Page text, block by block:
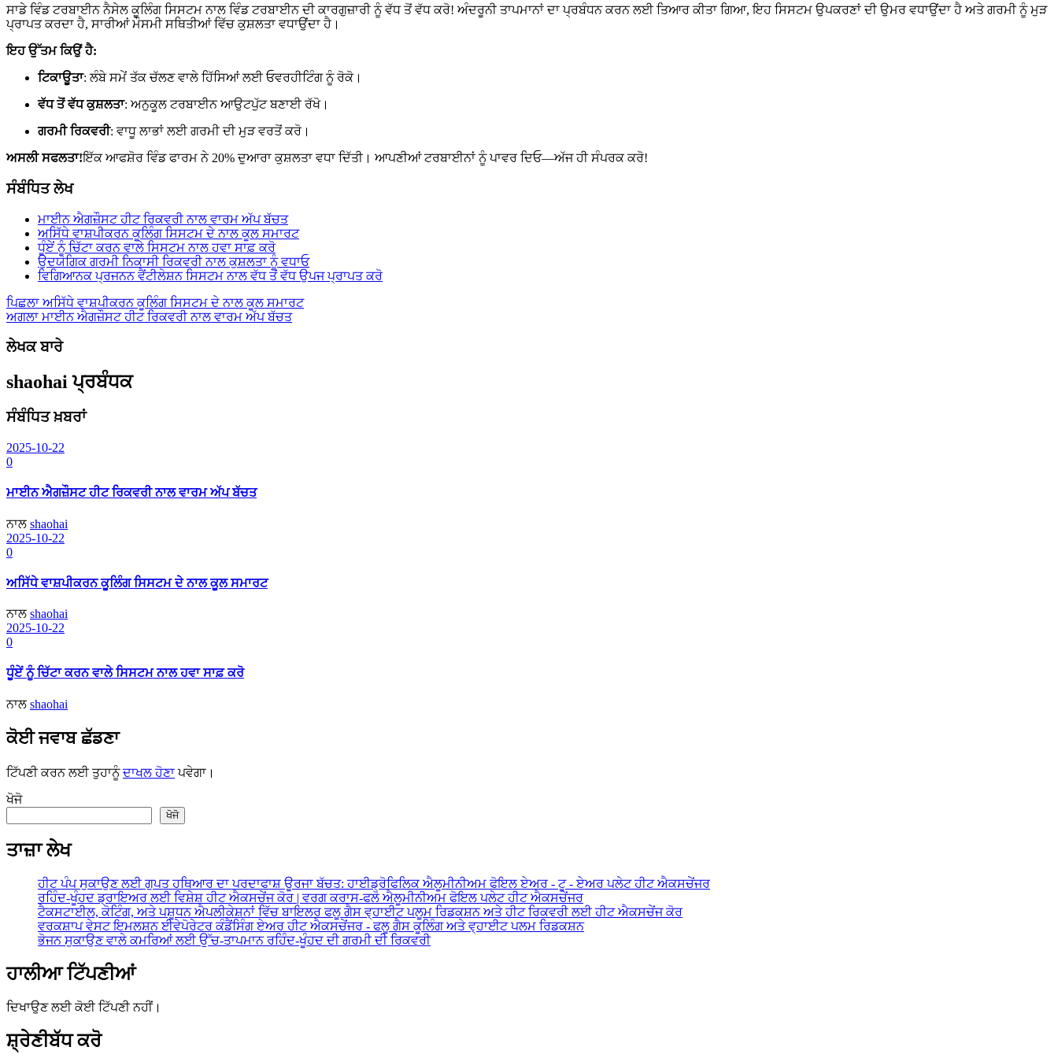
ਸਾਡੇ ਵਿੰਡ ਟਰਬਾਈਨ ਨੈਸੇਲ ਕੂਲਿੰਗ ਸਿਸਟਮ ਨਾਲ ਵਿੰਡ ਟਰਬਾਈਨ ਦੀ ਕਾਰਗੁਜ਼ਾਰੀ ਨੂੰ ਵੱਧ ਤੋਂ ਵੱਧ ਕਰੋ! ਅੰਦਰੂਨੀ ਤਾਪਮਾਨਾਂ ਦਾ ਪ੍ਰਬੰਧਨ ਕਰਨ ਲਈ ਤਿਆਰ ਕੀਤਾ ਗਿਆ, ਇਹ ਸਿਸਟਮ ਉਪਕਰਣਾਂ ਦੀ ਉਮਰ ਵਧਾਉਂਦਾ ਹੈ ਅਤੇ ਗਰਮੀ ਨੂੰ ਮੁੜ
ਪ੍ਰਾਪਤ ਕਰਦਾ ਹੈ, ਸਾਰੀਆਂ ਮੌਸਮੀ ਸਥਿਤੀਆਂ ਵਿੱਚ ਕੁਸ਼ਲਤਾ ਵਧਾਉਂਦਾ ਹੈ।
ਇਹ ਉੱਤਮ ਕਿਉਂ ਹੈ:
ਟਿਕਾਊਤਾ: ਲੰਬੇ ਸਮੇਂ ਤੱਕ ਚੱਲਣ ਵਾਲੇ ਹਿੱਸਿਆਂ ਲਈ ਓਵਰਹੀਟਿੰਗ ਨੂੰ ਰੋਕੋ।
ਵੱਧ ਤੋਂ ਵੱਧ ਕੁਸ਼ਲਤਾ: ਅਨੁਕੂਲ ਟਰਬਾਈਨ ਆਉਟਪੁੱਟ ਬਣਾਈ ਰੱਖੋ।
ਗਰਮੀ ਰਿਕਵਰੀ: ਵਾਧੂ ਲਾਭਾਂ ਲਈ ਗਰਮੀ ਦੀ ਮੁੜ ਵਰਤੋਂ ਕਰੋ।
ਅਸਲੀ ਸਫਲਤਾ!ਇੱਕ ਆਫਸ਼ੋਰ ਵਿੰਡ ਫਾਰਮ ਨੇ 20% ਦੁਆਰਾ ਕੁਸ਼ਲਤਾ ਵਧਾ ਦਿੱਤੀ। ਆਪਣੀਆਂ ਟਰਬਾਈਨਾਂ ਨੂੰ ਪਾਵਰ ਦਿਓ—ਅੱਜ ਹੀ ਸੰਪਰਕ ਕਰੋ!
ਸੰਬੰਧਿਤ ਲੇਖ
ਮਾਈਨ ਐਗਜ਼ੌਸਟ ਹੀਟ ਰਿਕਵਰੀ ਨਾਲ ਵਾਰਮ ਅੱਪ ਬੱਚਤ
ਅਸਿੱਧੇ ਵਾਸ਼ਪੀਕਰਨ ਕੂਲਿੰਗ ਸਿਸਟਮ ਦੇ ਨਾਲ ਕੂਲ ਸਮਾਰਟ
ਧੂੰਏਂ ਨੂੰ ਚਿੱਟਾ ਕਰਨ ਵਾਲੇ ਸਿਸਟਮ ਨਾਲ ਹਵਾ ਸਾਫ਼ ਕਰੋ
ਉਦਯੋਗਿਕ ਗਰਮੀ ਨਿਕਾਸੀ ਰਿਕਵਰੀ ਨਾਲ ਕੁਸ਼ਲਤਾ ਨੂੰ ਵਧਾਓ
ਵਿਗਿਆਨਕ ਪ੍ਰਜਨਨ ਵੈਂਟੀਲੇਸ਼ਨ ਸਿਸਟਮ ਨਾਲ ਵੱਧ ਤੋਂ ਵੱਧ ਉਪਜ ਪ੍ਰਾਪਤ ਕਰੋ
ਸੰਪਾਦਨਾ
ਨੈਵੀਗੇਸ਼ਨ
ਪਿਛਲਾ ਅਸਿੱਧੇ ਵਾਸ਼ਪੀਕਰਨ ਕੂਲਿੰਗ ਸਿਸਟਮ ਦੇ ਨਾਲ ਕੂਲ ਸਮਾਰਟ
ਅਗਲਾ ਮਾਈਨ ਐਗਜ਼ੌਸਟ ਹੀਟ ਰਿਕਵਰੀ ਨਾਲ ਵਾਰਮ ਅੱਪ ਬੱਚਤ
ਲੇਖਕ ਬਾਰੇ
shaohaiਪ੍ਰਬੰਧਕ
ਸੰਬੰਧਿਤ ਖ਼ਬਰਾਂ
2025-10-22
0
ਮਾਈਨ ਐਗਜ਼ੌਸਟ ਹੀਟ ਰਿਕਵਰੀ ਨਾਲ ਵਾਰਮ ਅੱਪ ਬੱਚਤ
ਨਾਲ shaohai
2025-10-22
0
ਅਸਿੱਧੇ ਵਾਸ਼ਪੀਕਰਨ ਕੂਲਿੰਗ ਸਿਸਟਮ ਦੇ ਨਾਲ ਕੂਲ ਸਮਾਰਟ
ਨਾਲ shaohai
2025-10-22
0
ਧੂੰਏਂ ਨੂੰ ਚਿੱਟਾ ਕਰਨ ਵਾਲੇ ਸਿਸਟਮ ਨਾਲ ਹਵਾ ਸਾਫ਼ ਕਰੋ
ਨਾਲ shaohai
ਕੋਈ ਜਵਾਬ ਛੱਡਣਾ
ਟਿੱਪਣੀ ਕਰਨ ਲਈ ਤੁਹਾਨੂੰਦਾਖਲ ਹੋਣਾਪਵੇਗਾ।
ਖੋਜੋ
ਖੋਜੋ
ਤਾਜ਼ਾ ਲੇਖ
ਹੀਟ ਪੰਪ ਸੁਕਾਉਣ ਲਈ ਗੁਪਤ ਹਥਿਆਰ ਦਾ ਪਰਦਾਫਾਸ਼ ਊਰਜਾ ਬੱਚਤ: ਹਾਈਡ੍ਰੋਫਿਲਿਕ ਐਲੂਮੀਨੀਅਮ ਫੋਇਲ ਏਅਰ - ਟੂ - ਏਅਰ ਪਲੇਟ ਹੀਟ ਐਕਸਚੇਂਜਰ
ਰਹਿੰਦ-ਖੂੰਹਦ ਡ੍ਰਾਇਅਰ ਲਈ ਵਿਸ਼ੇਸ਼ ਹੀਟ ਐਕਸਚੇਂਜ ਕੋਰ | ਵਰਗ ਕਰਾਸ-ਫਲੋ ਐਲੂਮੀਨੀਅਮ ਫੋਇਲ ਪਲੇਟ ਹੀਟ ਐਕਸਚੇਂਜਰ
ਟੈਕਸਟਾਈਲ, ਕੋਟਿੰਗ, ਅਤੇ ਪਸ਼ੂਧਨ ਐਪਲੀਕੇਸ਼ਨਾਂ ਵਿੱਚ ਬਾਇਲਰ ਫਲੂ ਗੈਸ ਵ੍ਹਾਈਟ ਪਲੂਮ ਰਿਡਕਸ਼ਨ ਅਤੇ ਹੀਟ ਰਿਕਵਰੀ ਲਈ ਹੀਟ ਐਕਸਚੇਂਜ ਕੋਰ
ਵਰਕਸ਼ਾਪ ਵੇਸਟ ਇਮਲਸ਼ਨ ਈਵੇਪੋਰੇਟਰ ਕੰਡੈਂਸਿੰਗ ਏਅਰ ਹੀਟ ਐਕਸਚੇਂਜਰ - ਫਲੂ ਗੈਸ ਕੂਲਿੰਗ ਅਤੇ ਵ੍ਹਾਈਟ ਪਲਮ ਰਿਡਕਸ਼ਨ
ਭੋਜਨ ਸੁਕਾਉਣ ਵਾਲੇ ਕਮਰਿਆਂ ਲਈ ਉੱਚ-ਤਾਪਮਾਨ ਰਹਿੰਦ-ਖੂੰਹਦ ਦੀ ਗਰਮੀ ਦੀ ਰਿਕਵਰੀ
ਹਾਲੀਆ ਟਿੱਪਣੀਆਂ
ਦਿਖਾਉਣ ਲਈ ਕੋਈ ਟਿੱਪਣੀ ਨਹੀਂ।
ਸ਼੍ਰੇਣੀਬੱਧ ਕਰੋ